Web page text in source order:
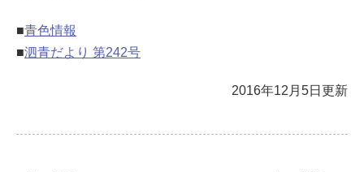
■青色情報
■泗青だより 第242号
2016年12月5日更新